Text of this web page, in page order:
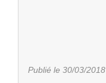
Publié le 30/03/2018